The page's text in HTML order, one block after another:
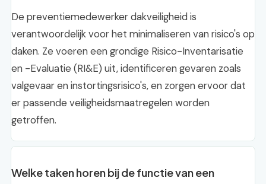
De preventiemedewerker dakveiligheid is
verantwoordelijk voor het minimaliseren van risico's op
daken. Ze voeren een grondige Risico-Inventarisatie
en -Evaluatie (RI&E) uit, identificeren gevaren zoals
valgevaar en instortingsrisico's, en zorgen ervoor dat
er passende veiligheidsmaatregelen worden
getroffen.
Welke taken horen bij de functie van een